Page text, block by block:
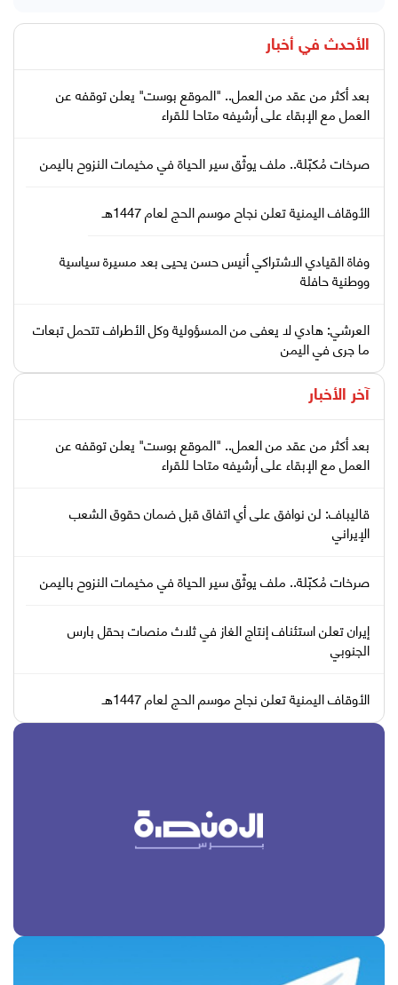
الأحدث في أخبار
بعد أكثر من عقد من العمل.. "الموقع بوست" يعلن توقفه عن
العمل مع الإبقاء على أرشيفه متاحا للقراء
صرخات مُكبّلة.. ملف يوثّق سير الحياة في مخيمات النزوح باليمن
الأوقاف اليمنية تعلن نجاح موسم الحج لعام 1447هـ
وفاة القيادي الاشتراكي أنيس حسن يحيى بعد مسيرة سياسية
ووطنية حافلة
العرشي: هادي لا يعفى من المسؤولية وكل الأطراف تتحمل تبعات
ما جرى في اليمن
آخر الأخبار
بعد أكثر من عقد من العمل.. "الموقع بوست" يعلن توقفه عن
العمل مع الإبقاء على أرشيفه متاحا للقراء
قاليباف: لن نوافق على أي اتفاق قبل ضمان حقوق الشعب
الإيراني
صرخات مُكبّلة.. ملف يوثّق سير الحياة في مخيمات النزوح باليمن
إيران تعلن استئناف إنتاج الغاز في ثلاث منصات بحقل بارس
الجنوبي
الأوقاف اليمنية تعلن نجاح موسم الحج لعام 1447هـ